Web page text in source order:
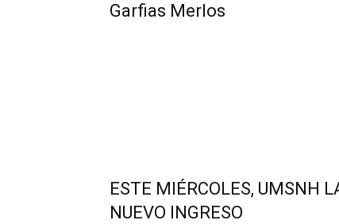
Garfias Merlos
ESTE MIÉRCOLES, UMSNH
NUEVO INGRESO